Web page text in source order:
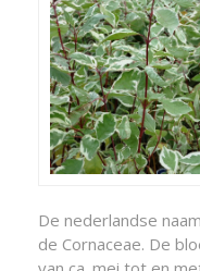
De nederlandse
de Cornaceae. De